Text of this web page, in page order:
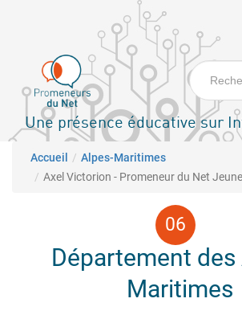
principal
Une présence éducative sur
Fil d'Ariane
Accueil
Alpes-Maritimes
Axel Victorion - Promeneur du Net
Département des
Maritimes